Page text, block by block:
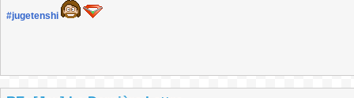
#jugetenshi